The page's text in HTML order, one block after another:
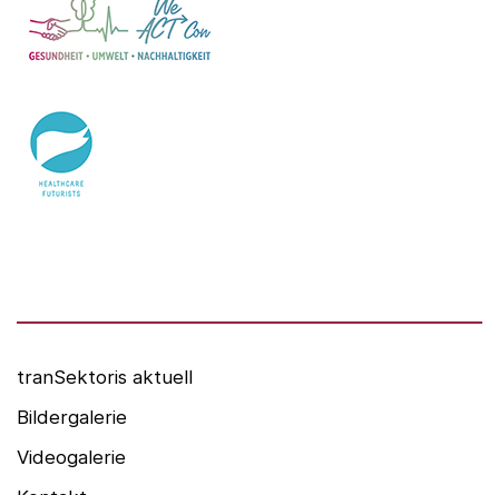
WeACT Con
HealthCare Futurists
tranSektoris aktuell
Bildergalerie
Videogalerie